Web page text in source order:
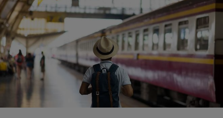
Inhalten, Zielgruppenforschung sowie
Entwicklung und Verbesserung von
Angeboten.
Liste der Partner (Lieferanten)